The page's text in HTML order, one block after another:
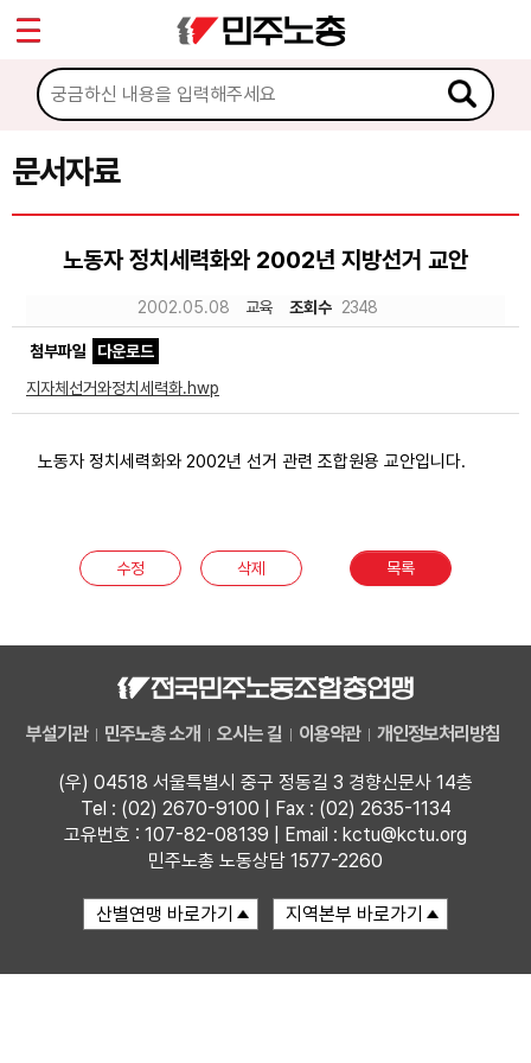
문서자료
노동자 정치세력화와 2002년 지방선거 교안
2002.05.08 교육 조회수 2348
첨부파일
다운로드
지자체선거와정치세력화.hwp
노동자 정치세력화와 2002년 선거 관련 조합원용 교안입니다.
수정 삭제 목록
부설기관 민주노총 소개 오시는 길 이용약관 개인정보처리방침
(우) 04518 서울특별시 중구 정동길 3 경향신문사 14층
Tel : (02) 2670-9100 | Fax : (02) 2635-1134
고유번호 : 107-82-08139 | Email : kctu@kctu.org
민주노총 노동상담 1577-2260
마이페이지
소개
소식
문서자료
미디어자료
부설기관
Sketchbook5, 스케치북5
Sketchbook5, 스케치북5